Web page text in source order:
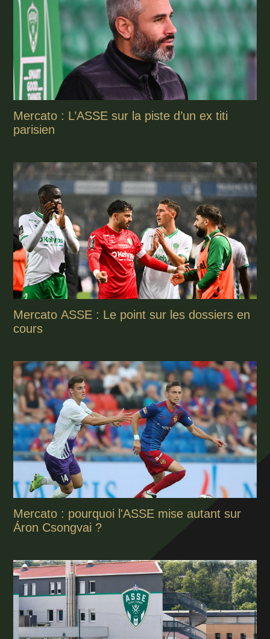
Mercato : L’ASSE sur la piste d’un ex titi
parisien
Mercato ASSE : Le point sur les dossiers en
cours
Mercato : pourquoi l'ASSE mise autant sur
Áron Csongvai ?